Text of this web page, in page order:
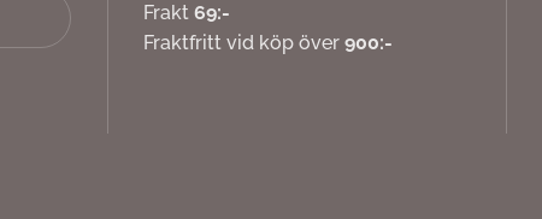
Frakt 69:-
Fraktfritt vid köp över 900:-